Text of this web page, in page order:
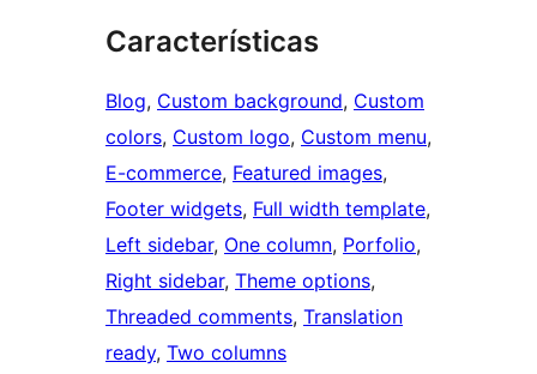
Características
Blog, Custom background, Custom
colors, Custom logo, Custom menu
E-commerce, Featured images
Footer widgets, Full width template
Left sidebar, One column, Porfolio
Right sidebar, Theme options
Threaded comments, Translation
ready, Two columns